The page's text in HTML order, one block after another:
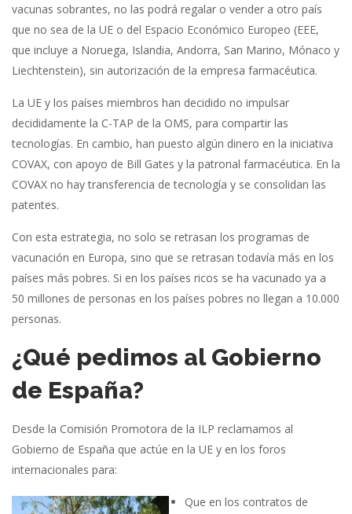
vacunas sobrantes, no las podrá regalar o vender a otro país
que no sea de la UE o del Espacio Económico Europeo (EEE,
que incluye a Noruega, Islandia, Andorra, San Marino, Mónaco y
Liechtenstein), sin autorización de la empresa farmacéutica.
La UE y los países miembros han decidido no impulsar
decididamente la C-TAP de la OMS, para compartir las
tecnologías. En cambio, han puesto algún dinero en la iniciativa
COVAX, con apoyo de Bill Gates y la patronal farmacéutica. En la
COVAX no hay transferencia de tecnología y se consolidan las
patentes.
Con esta estrategia, no solo se retrasan los programas de
vacunación en Europa, sino que se retrasan todavía más en los
países más pobres. Si en los países ricos se ha vacunado ya a
50 millones de personas en los países pobres no llegan a 10.000
personas.
¿Qué pedimos al Gobierno
de España?
Desde la Comisión Promotora de la ILP reclamamos al
Gobierno de España que actúe en la UE y en los foros
internacionales para:
Que en los contratos de